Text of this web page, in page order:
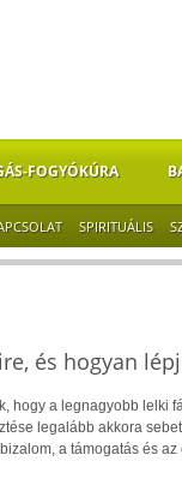
FOGYÓKÚRA
SPIRITUÁLIS
és hogyan
hogy a legnagyobb lelki
legalább akkora
a támogatás és